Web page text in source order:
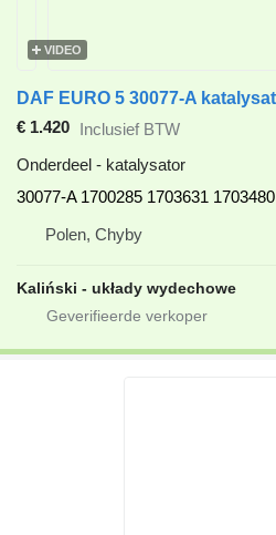
VIDEO
€ 1.420 Inclusief BTW
Onderdeel - katalysator
30077-A 1700285 1703631 1703480
Polen, Chyby
Kaliński - układy wydechowe